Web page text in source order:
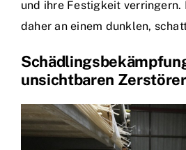
und ihre Festigkeit verringern.
daher an einem dunklen,
unsichtbaren Zerstörer